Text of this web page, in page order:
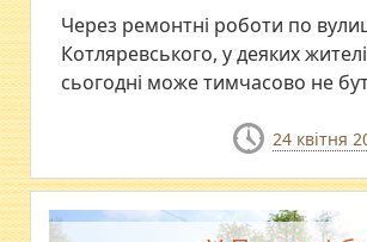
Через ремонтні роботи по
Котляревського, у деяких
сьогодні може тимчасово не
24 квітня